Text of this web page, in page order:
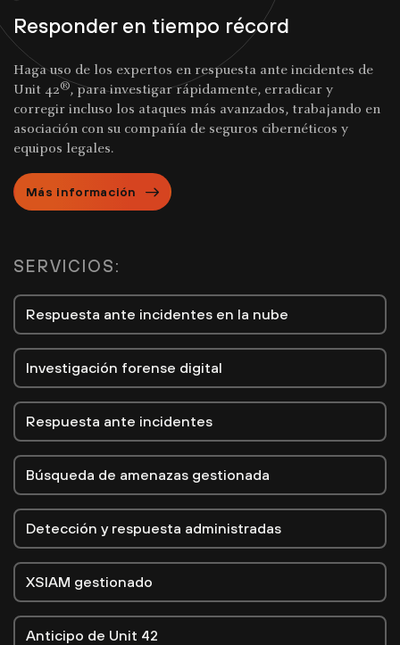
Responder en tiempo récord
Haga uso de los expertos en respuesta ante incidentes de
Unit 42®, para investigar rápidamente, erradicar y
corregir incluso los ataques más avanzados, trabajando en
asociación con su compañía de seguros cibernéticos y
equipos legales.
Más información
SERVICIOS:
Respuesta ante incidentes en la nube
Investigación forense digital
Respuesta ante incidentes
Búsqueda de amenazas gestionada
Detección y respuesta administradas
XSIAM gestionado
Anticipo de Unit 42